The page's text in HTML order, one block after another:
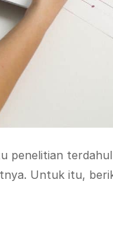
penelitian
Untuk itu,